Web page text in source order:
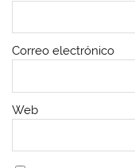
Correo electrónico
Web